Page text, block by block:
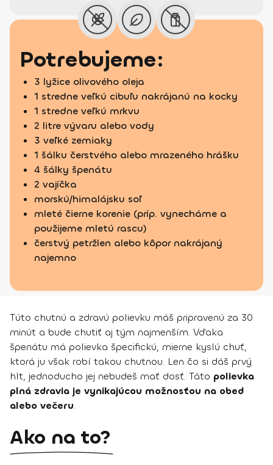
Potrebujeme:
3 lyžice olivového oleja
1 stredne veľkú cibuľu nakrájanú na kocky
1 stredne veľkú mrkvu
2 litre vývaru alebo vody
3 veľké zemiaky
1 šálku čerstvého alebo mrazeného hrášku
4 šálky špenátu
2 vajíčka
morskú/himalájsku soľ
mleté čierne korenie (príp. vynecháme a
použijeme mletú rascu)
čerstvý petržlen alebo kôpor nakrájaný
najemno
Túto chutnú a zdravú polievku máš pripravenú za 30
minút a bude chutiť aj tým najmenším. Vďaka
špenátu má polievka špecifickú, mierne kyslú chuť,
ktorá ju však robí takou chutnou. Len čo si dáš prvý
hlt, jednoducho jej nebudeš mať dosť. Táto polievka
plná zdravia je vynikajúcou možnosťou na obed
alebo večeru.
Ako na to?